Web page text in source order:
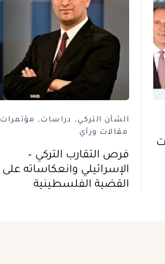
الشأن التركي دراسات
مؤتمرات
مقالات ورأي
فرص التقارب التركي –
الإسرائيلي وانعكاساته على
القضية الفلسطينية